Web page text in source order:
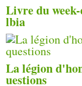
Livre du
lbia
La légion
uestions